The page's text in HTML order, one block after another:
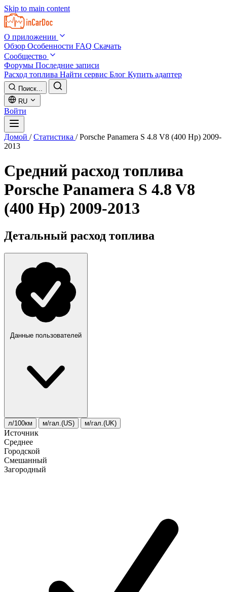
Skip to main content
О приложении
Обзор Особенности FAQ Скачать
Сообщество
Форумы Последние записи
Расход топлива Найти сервис Блог Купить адаптер
Поиск...
RU
Войти
Домой / Статистика / Porsche Panamera S 4.8 V8 (400 Hp) 2009-
2013
Средний расход топлива
Porsche Panamera S 4.8 V8
(400 Hp) 2009-2013
Детальный расход топлива
Данные пользователей
л/100км м/гал.(US) м/гал.(UK)
Источник
Среднее
Городской
Смешанный
Загородный